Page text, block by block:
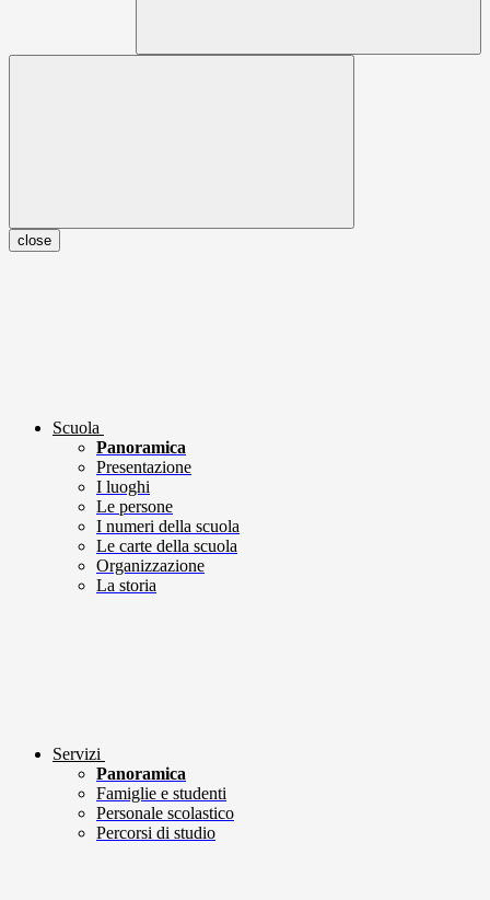
close
Scuola
Panoramica
Presentazione
I luoghi
Le persone
I numeri della scuola
Le carte della scuola
Organizzazione
La storia
Servizi
Panoramica
Famiglie e studenti
Personale scolastico
Percorsi di studio